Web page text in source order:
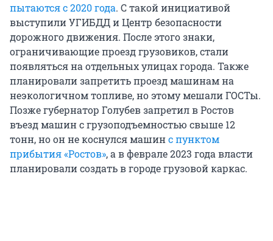
пытаются с 2020 года. С такой инициативой
выступили УГИБДД и Центр безопасности
дорожного движения. После этого знаки,
ограничивающие проезд грузовиков, стали
появляться на отдельных улицах города. Также
планировали запретить проезд машинам на
неэкологичном топливе, но этому мешали ГОСТы.
Позже губернатор Голубев запретил в Ростов
въезд машин с грузоподъемностью свыше 12
тонн, но он не коснулся машинс пунктом
прибытия «Ростов», а в феврале 2023 года власти
планировали создать в городе грузовой каркас.